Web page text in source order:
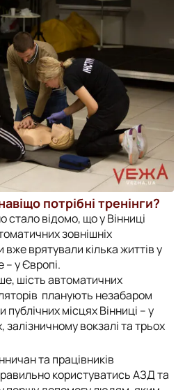
потрібні тренінги?
відомо, що у Вінниці
зовнішніх
врятували кілька життів у
– у Європі.
шість автоматичних
планують незабаром
місцях Вінниці – у
вокзалі та трьох
та працівників
користуватись АЗД та